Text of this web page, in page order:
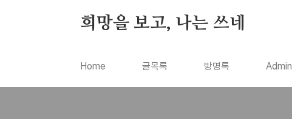
희망을 보고, 나는 쓰네
Home 글목록 방명록 Admin